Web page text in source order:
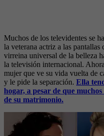
Muchos de los televidentes se
la veterana actriz a las
virreina universal de la belleza
la televisión internacional.
mujer que ve su vida vuelta de
y le pide la separación. Ella
hogar, a pesar de que
de su matrimonio.